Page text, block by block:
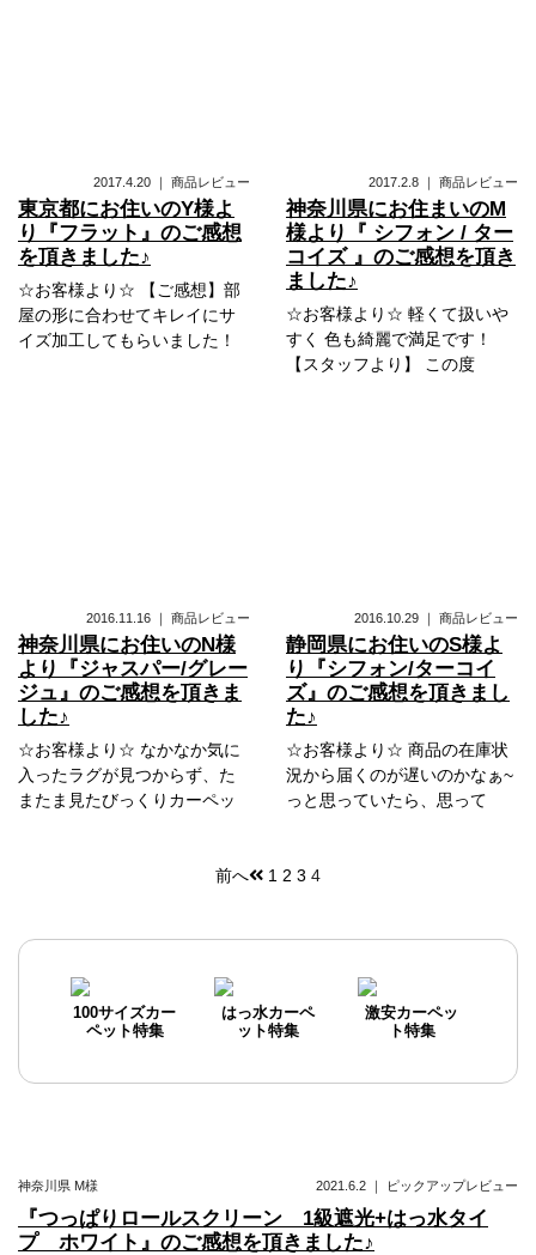
2017.4.20 ｜ 商品レビュー
東京都にお住いのY様よ
り『フラット』のご感想
を頂きました♪
☆お客様より☆ 【ご感想】部
屋の形に合わせてキレイにサ
イズ加工してもらいました！
2017.2.8 ｜ 商品レビュー
神奈川県にお住まいのM
様より『 シフォン / ター
コイズ 』のご感想を頂き
ました♪
☆お客様より☆ 軽くて扱いや
すく 色も綺麗で満足です！
【スタッフより】 この度
2016.11.16 ｜ 商品レビュー
神奈川県にお住いのN様
より『ジャスパー/グレー
ジュ』のご感想を頂きま
した♪
☆お客様より☆ なかなか気に
入ったラグが見つからず、た
またま見たびっくりカーペッ
2016.10.29 ｜ 商品レビュー
静岡県にお住いのS様よ
り『シフォン/ターコイ
ズ』のご感想を頂きまし
た♪
☆お客様より☆ 商品の在庫状
況から届くのが遅いのかなぁ~
っと思っていたら、思って
稿
ナ
ビ
ン
前へ 1 2 3 4
100サイズカー
ペット特集
はっ水カーペ
ット特集
激安カーペッ
ト特集
神奈川県 M様 2021.6.2 ｜ ピックアップレビュー
『つっぱりロールスクリーン 1級遮光+はっ水タイ
プ ホワイト』のご感想を頂きました♪